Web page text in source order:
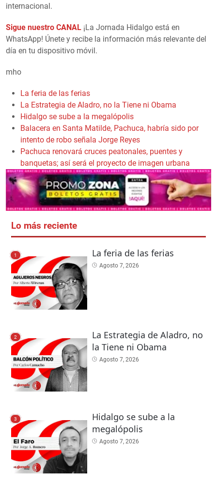
internacional.
Sigue nuestro CANAL ¡La Jornada Hidalgo está en
WhatsApp! Únete y recibe la información más relevante del
día en tu dispositivo móvil.
mho
La feria de las ferias
La Estrategia de Aladro, no la Tiene ni Obama
Hidalgo se sube a la megalópolis
Balacera en Santa Matilde, Pachuca, habría sido por
intento de robo señala Jorge Reyes
Pachuca renovará cruces peatonales, puentes y
banquetas; así será el proyecto de imagen urbana
Lo más reciente
1 La feria de las ferias
Agosto 7, 2026
2
La Estrategia de Aladro, no
la Tiene ni Obama
Agosto 7, 2026
3
Hidalgo se sube a la
megalópolis
Agosto 7, 2026